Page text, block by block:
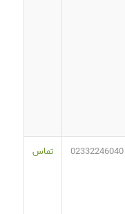
02332246040 تماس